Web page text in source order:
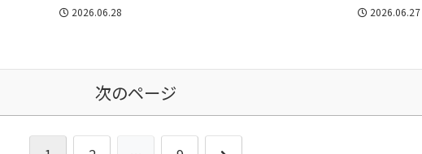
2026.06.28 2026.06.27
次のページ